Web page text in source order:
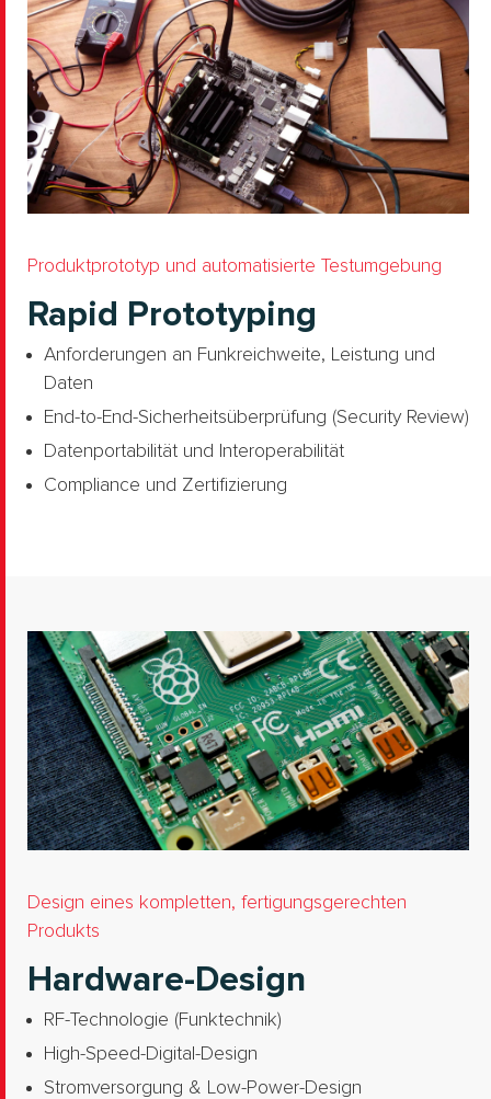
Produktprototyp und automatisierte Testumgebung
Rapid Prototyping
Anforderungen an Funkreichweite, Leistung und
Daten
End-to-End-Sicherheitsüberprüfung (Security Review)
Datenportabilität und Interoperabilität
Compliance und Zertifizierung
Design eines kompletten, fertigungsgerechten
Produkts
Hardware-Design
RF-Technologie (Funktechnik)
High-Speed-Digital-Design
Stromversorgung & Low-Power-Design